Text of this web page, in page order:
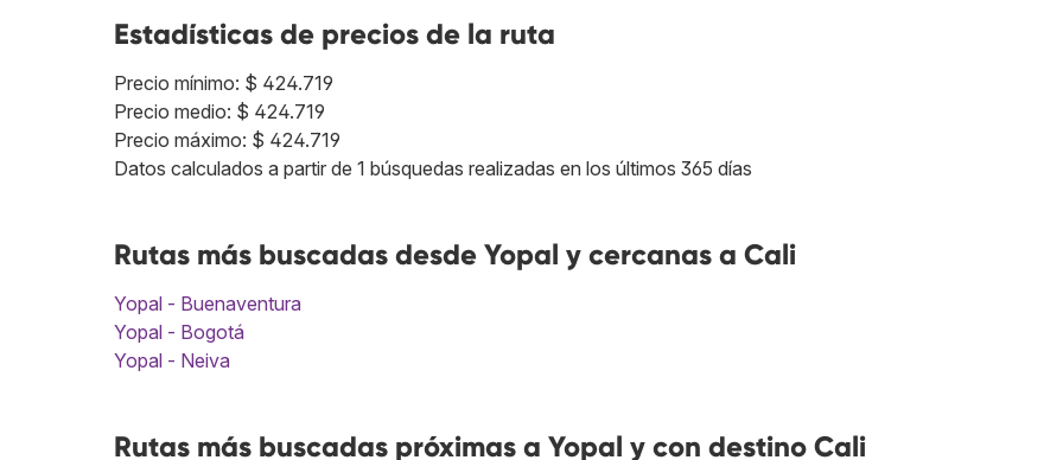
Estadísticas de precios de la ruta
Precio mínimo: $ 424.719
Precio medio: $ 424.719
Precio máximo: $ 424.719
Datos calculados a partir de 1 búsquedas realizadas en los últimos 365 días
Rutas más buscadas desde Yopal y cercanas a Cali
Yopal - Buenaventura
Yopal - Bogotá
Yopal - Neiva
Rutas más buscadas próximas a Yopal y con destino Cali